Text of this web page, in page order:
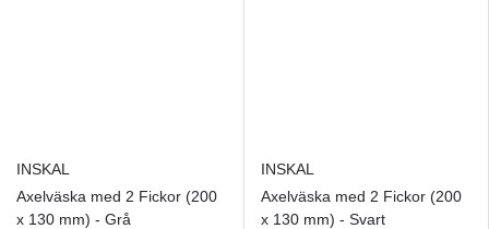
INSKAL
Axelväska med 2 Fickor (200
x 130 mm) - Grå
INSKAL
Axelväska med 2 Fickor (200
x 130 mm) - Svart